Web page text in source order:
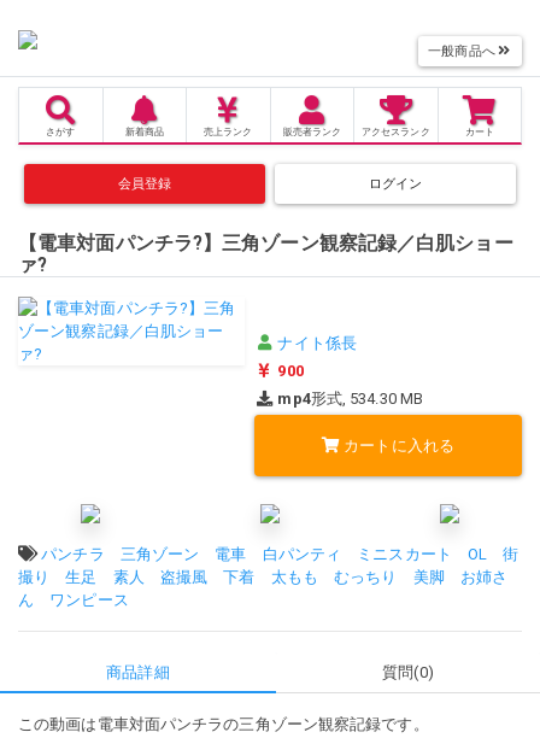
一般商品へ
さがす 新着商品 売上 ランク 販売者ランク アクセス ランク カート
会員登録 ログイン
【電車対面パンチラ?】三角ゾーン観察記録／白肌ショー
ァ?
ナイト係長
900
mp4形式, 534.30 MB
カートに入れる
タグ:
パンチラ 三角ゾーン 電車 白パンティ ミニスカート OL
街
撮り
生足 素人 盗撮風 下着 太もも むっちり 美脚
お姉さ
ん
ワンピース
商品詳細 質問(0)
この動画は電車対面パンチラの三角ゾーン観察記録です。